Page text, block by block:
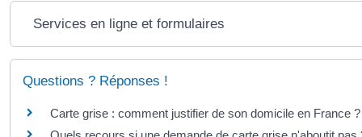
Services en ligne et formulaires
Questions ? Réponses !
Carte grise : comment justifier de son domicile en France ?